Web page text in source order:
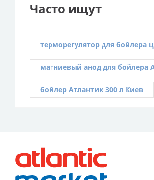
Часто ищут
терморегулятор для бойлера
магниевый анод для бойлера
бойлер Атлантик 300 л Киев